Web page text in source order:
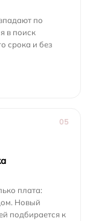
по
в поиск
срока и без
05
плата:
Новый
подбирается к